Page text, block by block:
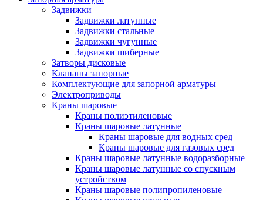
Задвижки
Задвижки латунные
Задвижки стальные
Задвижки чугунные
Задвижки шиберные
Затворы дисковые
Клапаны запорные
Комплектующие для запорной арматуры
Электроприводы
Краны шаровые
Краны полиэтиленовые
Краны шаровые латунные
Краны шаровые для водных сред
Краны шаровые для газовых сред
Краны шаровые латунные водоразборные
Краны шаровые латунные со спускным
устройством
Краны шаровые полипропиленовые